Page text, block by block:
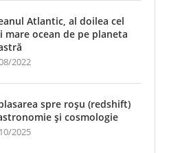
Atlantic, al doilea cel
mare ocean de pe planeta
2022
spre roșu (redshift)
și cosmologie
2025